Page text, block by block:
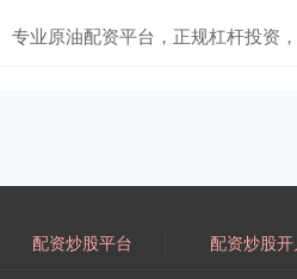
专业原油配资平台，正规杠杆投资
配资炒股平台 配资炒股开